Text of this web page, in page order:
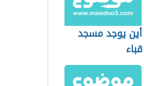
أين يوجد مسجد
قباء